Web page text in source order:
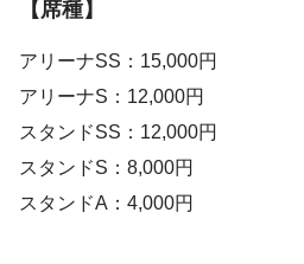
【席種】
アリーナSS：15,000円
アリーナS：12,000円
スタンドSS：12,000円
スタンドS：8,000円
スタンドA：4,000円